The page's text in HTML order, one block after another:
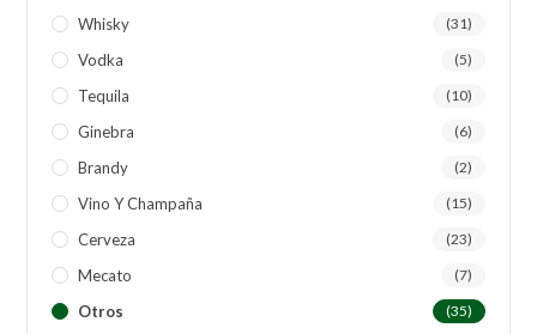
Whisky (31)
Vodka (5)
Tequila (10)
Ginebra (6)
Brandy (2)
Vino Y Champaña (15)
Cerveza (23)
Mecato (7)
Otros (35)